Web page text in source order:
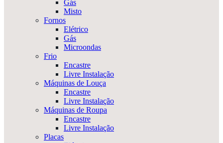
Gás
Misto
Fornos
Elétrico
Gás
Microondas
Frio
Encastre
Livre Instalação
Máquinas de Louça
Encastre
Livre Instalação
Máquinas de Roupa
Encastre
Livre Instalação
Placas